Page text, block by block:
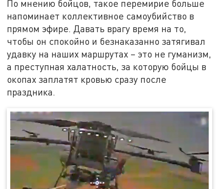
По мнению бойцов, такое перемирие больше
напоминает коллективное самоубийство в
прямом эфире. Давать врагу время на то,
чтобы он спокойно и безнаказанно затягивал
удавку на наших маршрутах – это не гуманизм,
а преступная халатность, за которую бойцы в
окопах заплатят кровью сразу после
праздника.